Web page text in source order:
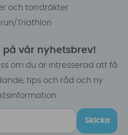
och torrdräkter
Triathlon
på vår nyhetsbrev!
om du är intresserad att få
tips och råd och ny
Skicka